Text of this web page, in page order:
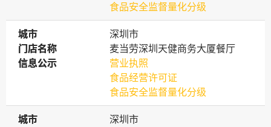
食品安全监督量化分级
城市
城市
深圳市
门店名称
门店名称
麦当劳深圳天健商务大厦餐厅
信息公示
信息公示
营业执照
食品经营许可证
食品安全监督量化分级
城市
城市
深圳市